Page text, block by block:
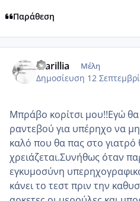
Παράθεση
marillia Μέλη
Δημοσίευση 12
Μπράβο κορίτσι μου!!Εγώ
ραντεβού για υπέρηχο να
καλό που θα πας στο γιατρό
χρειάζεται.Συνήθως όταν
εγκυμοσύνη
κάνει το τεστ πριν την